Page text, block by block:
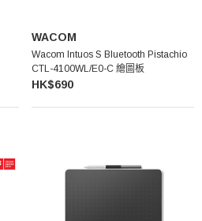
WACOM
Wacom Intuos S Bluetooth Pistachio
CTL-4100WL/E0-C 繪圖板
HK$690